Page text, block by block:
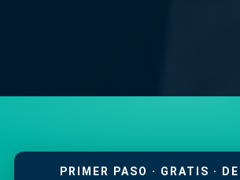
PRIMER PASO · GRATIS ·